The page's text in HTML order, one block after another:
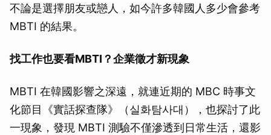
不論是選擇朋友或戀人，如今許多韓國人多少會參考
MBTI 的結果。
找工作也要看MBTI ？企業徵才新現象
MBTI 在韓國影響之深遠，就連近期的 MBC 時事文
化節目《實話探查隊》（실화탐사대），也探討了此
一現象，發現 MBTI 測驗不僅滲透到日常生活，還影